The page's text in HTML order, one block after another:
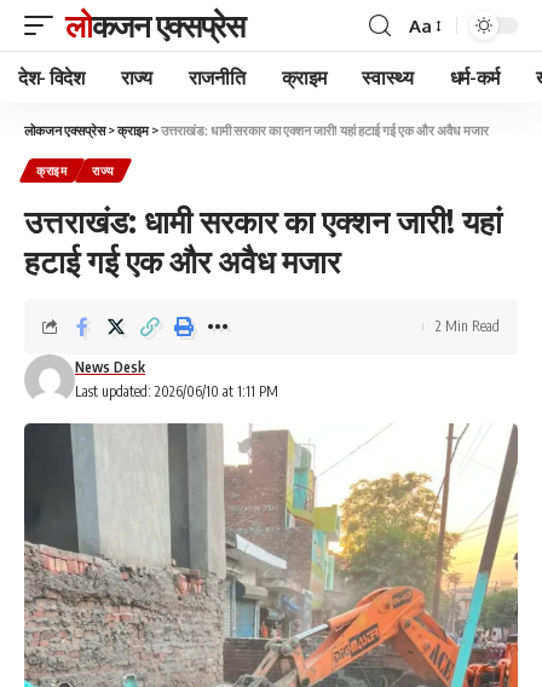
लोकजन एक्सप्रेस Aa
देश- विदेश राज्य राजनीति क्राइम स्वास्थ्य धर्म-कर्म
लोकजन एक्सप्रेस>क्राइम>उत्तराखंड: धामी सरकार का एक्शन जारी! यहां हटाई गई एक और अवैध मजार
क्राइम राज्य
उत्तराखंड: धामी सरकार का एक्शन जारी! यहां
हटाई गई एक और अवैध मजार
Last updated: 2026/06/10 at 1:11 PM
News Desk
2 Min Read